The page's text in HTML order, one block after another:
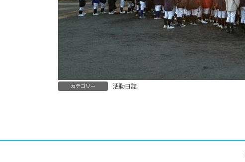
カテゴリー 活動日誌